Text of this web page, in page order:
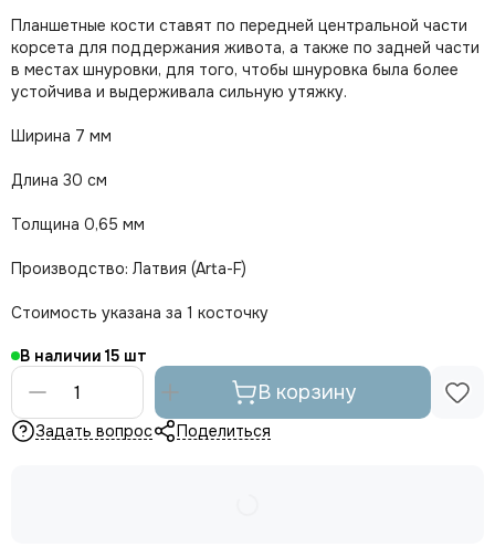
Планшетные кости ставят по передней центральной части
корсета для поддержания живота, а также по задней части
в местах шнуровки, для того, чтобы шнуровка была более
устойчива и выдерживала сильную утяжку.
Ширина 7 мм
Длина 30 см
Толщина 0,65 мм
Производство: Латвия (Arta-F)
Стоимость указана за 1 косточку
В наличии 15
В корзину
Задать вопрос Поделиться